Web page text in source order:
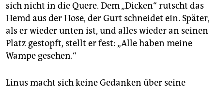
sich nicht in die Quere. Dem „Dicken“ rutscht das
Hemd aus der Hose, der Gurt schneidet ein. Später,
als er wieder unten ist, und alles wieder an seinen
Platz gestopft, stellt er fest: „Alle haben meine
Wampe gesehen.“
Linus macht sich keine Gedanken über seine